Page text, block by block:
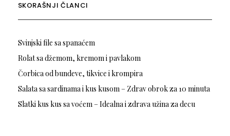
SKORAŠNJI ČLANCI
Svinjski file sa spanaćem
Rolat sa džemom, kremom i pavlakom
Čorbica od bundeve, tikvice i krompira
Salata sa sardinama i kus kusom – Zdrav obrok za 10 minuta
Slatki kus kus sa voćem – Idealna i zdrava užina za decu